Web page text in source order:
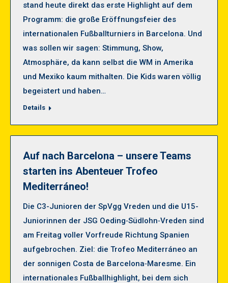
stand heute direkt das erste Highlight auf dem
Programm: die große Eröffnungsfeier des
internationalen Fußballturniers in Barcelona. Und
was sollen wir sagen: Stimmung, Show,
Atmosphäre, da kann selbst die WM in Amerika
und Mexiko kaum mithalten. Die Kids waren völlig
begeistert und haben…
Details
Auf nach Barcelona – unsere Teams
starten ins Abenteuer Trofeo
Mediterráneo!
Die C3-Junioren der SpVgg Vreden und die U15-
Juniorinnen der JSG Oeding‑Südlohn‑Vreden sind
am Freitag voller Vorfreude Richtung Spanien
aufgebrochen. Ziel: die Trofeo Mediterráneo an
der sonnigen Costa de Barcelona‑Maresme. Ein
internationales Fußballhighlight, bei dem sich